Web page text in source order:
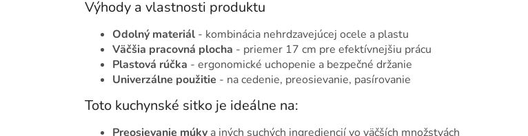
Výhody a vlastnosti produktu
Odolný materiál - kombinácia nehrdzavejúcej ocele a plastu
Väčšia pracovná plocha - priemer 17 cm pre efektívnejšiu prácu
Plastová rúčka - ergonomické uchopenie a bezpečné držanie
Univerzálne použitie - na cedenie, preosievanie, pasírovanie
Toto kuchynské sitko je ideálne na:
Preosievanie múky a iných suchých ingrediencií vo väčších množstvách